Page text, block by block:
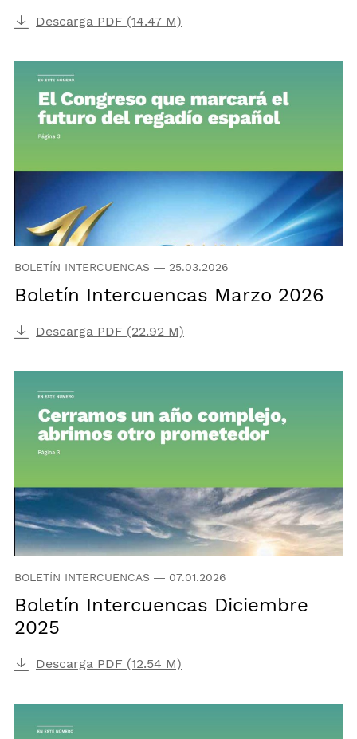
Descarga PDF (14.47 M)
BOLETÍN INTERCUENCAS — 25.03.2026
Boletín Intercuencas Marzo 2026
Descarga PDF (22.92 M)
BOLETÍN INTERCUENCAS — 07.01.2026
Boletín Intercuencas Diciembre
2025
Descarga PDF (12.54 M)